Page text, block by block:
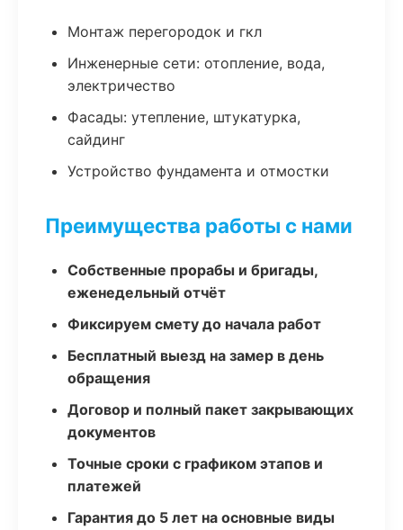
Монтаж перегородок и гкл
Инженерные сети: отопление, вода,
электричество
Фасады: утепление, штукатурка,
сайдинг
Устройство фундамента и отмостки
Преимущества работы с нами
Собственные прорабы и бригады,
еженедельный отчёт
Фиксируем смету до начала работ
Бесплатный выезд на замер в день
обращения
Договор и полный пакет закрывающих
документов
Точные сроки с графиком этапов и
платежей
Гарантия до 5 лет на основные виды